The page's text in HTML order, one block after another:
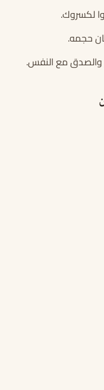
لكسروك.
حجمه.
والصدق مع النفس.